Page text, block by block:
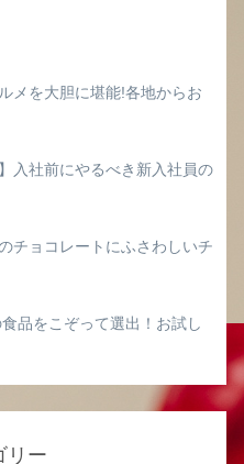
メを大胆に堪能!各地からお
入社前にやるべき新入社員の
チョコレートにふさわしいチ
品をこぞって選出！お試し
リー